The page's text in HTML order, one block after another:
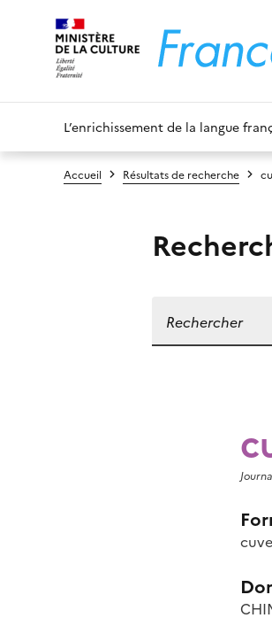
L’enrichissement de la langue
Accueil Résultats de recherche